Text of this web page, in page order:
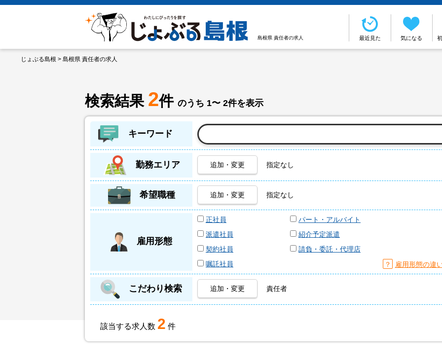
島根県 責任者の求人 最近見た 気になる
じょぶる島根 > 島根県 責任者の求人
検索結果 2件 のうち 1〜 2件を表示
キーワード
勤務エリア 追加・変更 指定なし
希望職種 追加・変更 指定なし
雇用形態
正社員
パート・アルバイト
派遣社員
紹介予定派遣
契約社員
請負・委託・代理店
嘱託社員
？ 雇用形態の違
こだわり検索 追加・変更 責任者
該当する求人数 2 件